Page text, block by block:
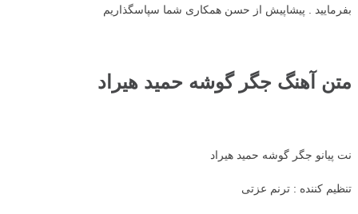
بفرمایید . پیشاپیش از حسن همکاری شما سپاسگذاریم
متن آهنگ جگر گوشه حمید هیراد
نت پیانو جگر گوشه حمید هیراد
تنظیم کننده : ترنم عزتی